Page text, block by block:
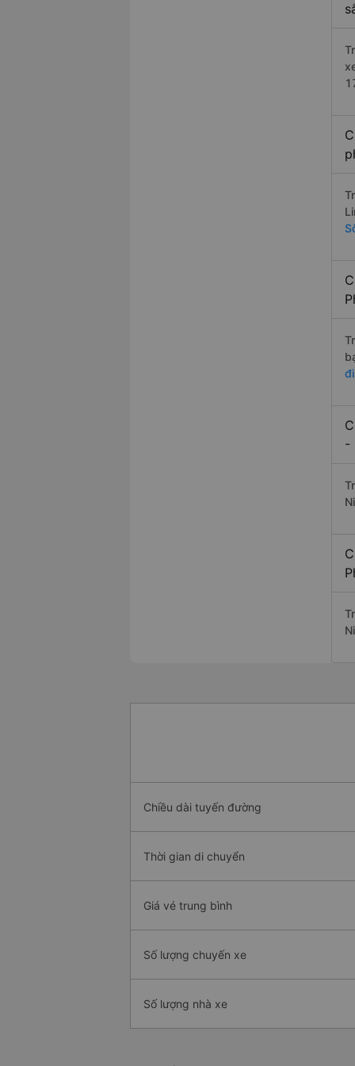
-
Chiều dài tuyến đường
Thời gian di chuyển
Giá vé trung bình
Số lượng chuyến xe
Số lượng nhà xe